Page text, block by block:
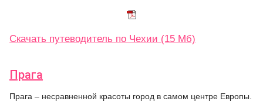
Скачать путеводитель по Чехии (15 Мб)
Прага
Прага – несравненной красоты город в самом центре Европы.